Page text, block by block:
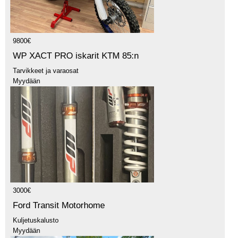
9800€
WP XACT PRO iskarit KTM 85:n
Tarvikkeet ja varaosat
Myydään
3000€
Ford Transit Motorhome
Kuljetuskalusto
Myydään